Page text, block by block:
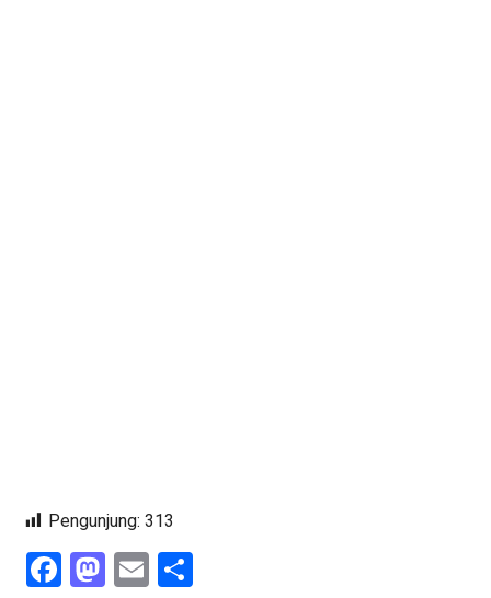
Pengunjung: 313
Facebook
Mastodon
Email